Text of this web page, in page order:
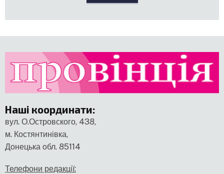
сторінка
Наші координати:
вул. О.Островского, 438,
м. Костянтинівка,
Донецька обл. 85114
Телефони редакції: